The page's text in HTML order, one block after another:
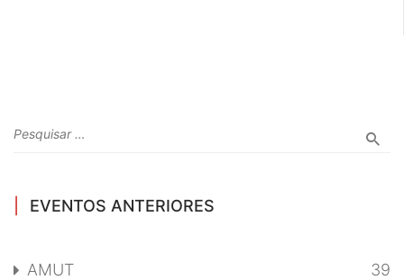
EVENTOS ANTERIORES
AMUT 39